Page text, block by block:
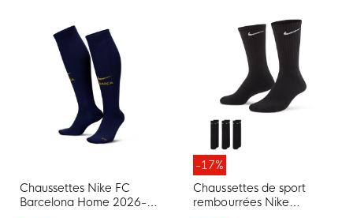
Chaussettes Nike FC
Barcelona Home 2026-
-17%
Chaussettes de sport
rembourrées Nike